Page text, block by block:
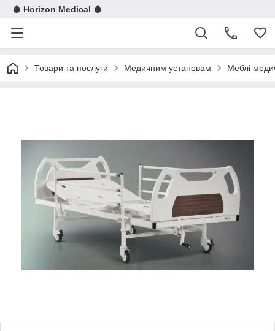
🩸 Horizon Medical 🩸
Товари та послуги Медичним установам Меблі